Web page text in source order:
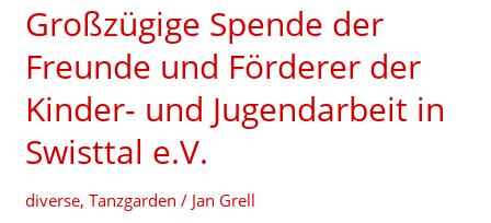
Großzügige Spende der
Freunde und Förderer der
Kinder- und Jugendarbeit in
Swisttal e.V.
diverse,Tanzgarden / Jan Grell
der
und
Förderer
der
Kinder-
Jugendarbeit